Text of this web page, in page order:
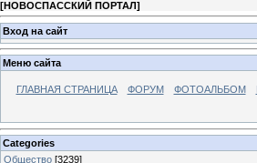
[НОВОСПАССКИЙ ПОРТАЛ]
Вход на сайт
Меню сайта
ГЛАВНАЯ СТРАНИЦА ФОРУМ ФОТОАЛЬБОМ
Categories
Общество [3239]